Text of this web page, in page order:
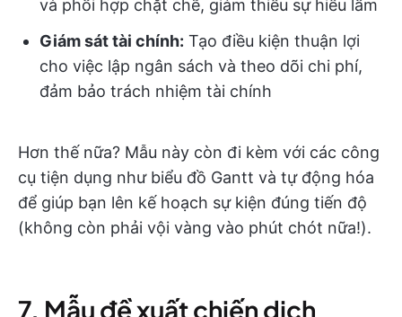
và phối hợp chặt chẽ, giảm thiểu sự hiểu lầm
Giám sát tài chính: Tạo điều kiện thuận lợi
cho việc lập ngân sách và theo dõi chi phí,
đảm bảo trách nhiệm tài chính
Hơn thế nữa? Mẫu này còn đi kèm với các công
cụ tiện dụng như biểu đồ Gantt và tự động hóa
để giúp bạn lên kế hoạch sự kiện đúng tiến độ
(không còn phải vội vàng vào phút chót nữa!).
7. Mẫu đề xuất chiến dịch